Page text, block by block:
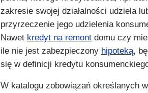
zakresie swojej działalności udziela
przyrzeczenie jego udzielenia
Nawet kredyt na remont domu czy
ile nie jest zabezpieczony hipoteką,
się w definicji kredytu
W katalogu zobowiązań określanych